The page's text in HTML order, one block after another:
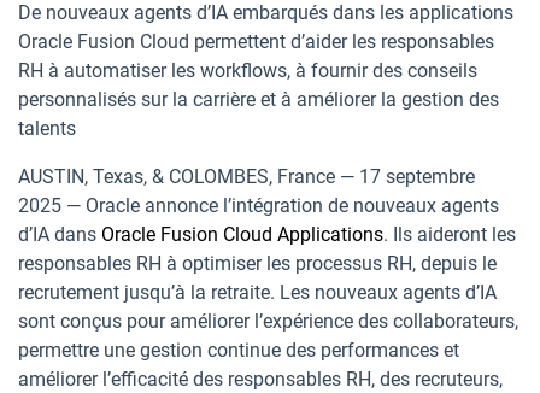
De nouveaux agents d’IA embarqués dans les applications
Oracle Fusion Cloud permettent d’aider les responsables
RH à automatiser les workflows, à fournir des conseils
personnalisés sur la carrière et à améliorer la gestion des
talents
AUSTIN, Texas, & COLOMBES, France — 17 septembre
2025 — Oracle annonce l’intégration de nouveaux agents
d’IA dans Oracle Fusion Cloud Applications. Ils aideront les
responsables RH à optimiser les processus RH, depuis le
recrutement jusqu’à la retraite. Les nouveaux agents d’IA
sont conçus pour améliorer l’expérience des collaborateurs,
permettre une gestion continue des performances et
améliorer l’efficacité des responsables RH, des recruteurs,